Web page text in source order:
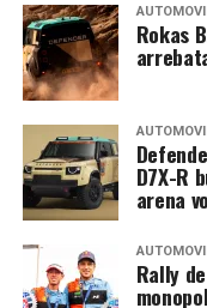
Rokas
D7X-R
arena
Rally